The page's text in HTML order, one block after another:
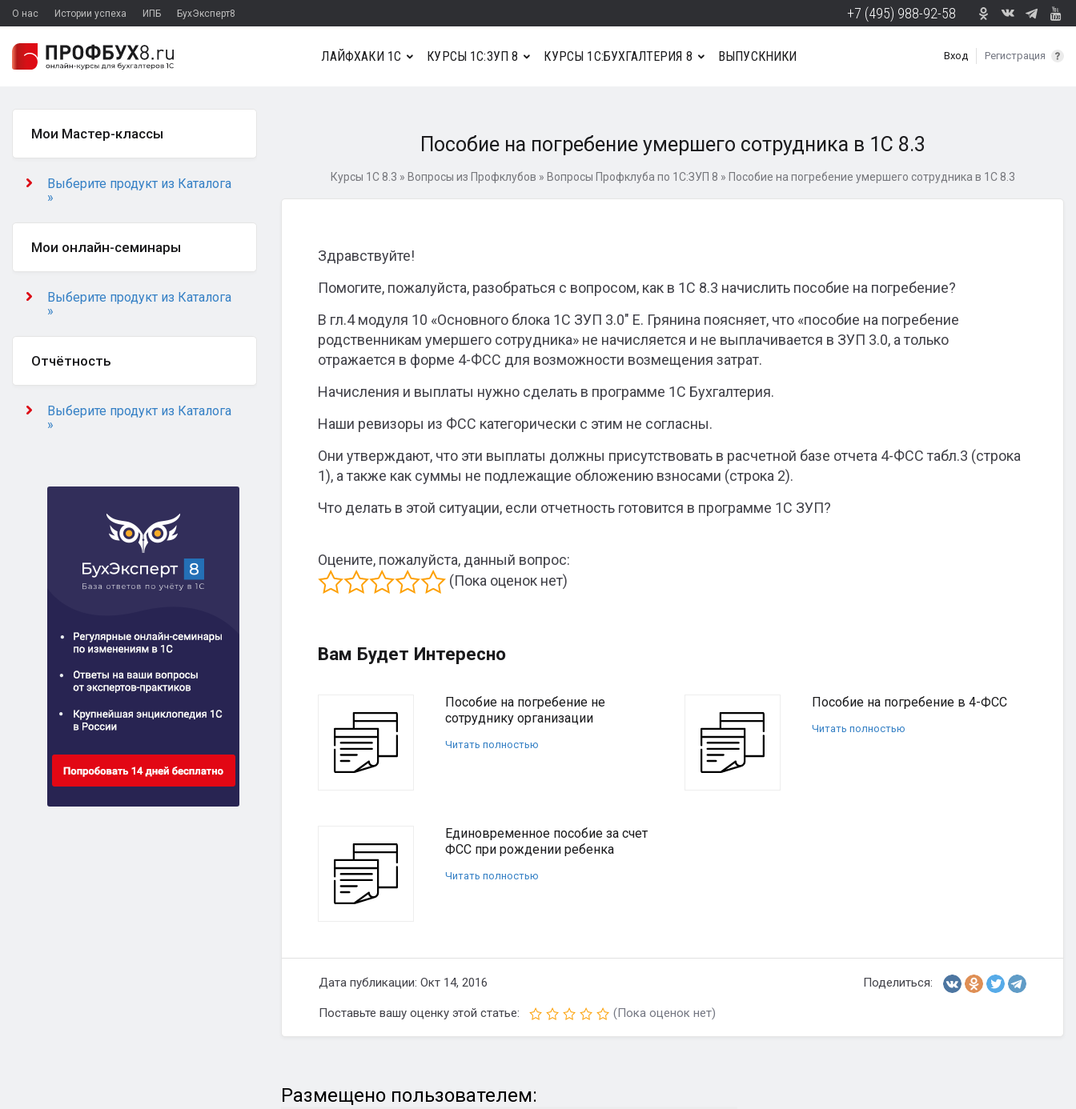
О нас Истории успеха ИПБ БухЭксперт8 +7 (495) 988-92-58
Вход Регистрация
ЛАЙФХАКИ 1С КУРСЫ 1С:ЗУП 8 КУРСЫ 1С:БУХГАЛТЕРИЯ 8 ВЫПУСКНИКИ
Пособие на погребение умершего сотрудника в 1С 8.3
Курсы 1С 8.3 » Вопросы из Профклубов » Вопросы Профклуба по 1С:ЗУП 8 » Пособие на погребение умершего сотрудника в 1С 8.3
Здравствуйте!
Помогите, пожалуйста, разобраться с вопросом, как в 1С 8.3 начислить пособие на погребение?
В гл.4 модуля 10 «Основного блока 1С ЗУП 3.0″ Е. Грянина поясняет, что «пособие на погребение
родственникам умершего сотрудника» не начисляется и не выплачивается в ЗУП 3.0, а только
отражается в форме 4-ФСС для возможности возмещения затрат.
Начисления и выплаты нужно сделать в программе 1С Бухгалтерия.
Наши ревизоры из ФСС категорически с этим не согласны.
Они утверждают, что эти выплаты должны присутствовать в расчетной базе отчета 4-ФСС табл.3 (строка
1), а также как суммы не подлежащие обложению взносами (строка 2).
Что делать в этой ситуации, если отчетность готовится в программе 1С ЗУП?
Оцените, пожалуйста, данный вопрос:
(Пока оценок нет)
Вам Будет Интересно
Пособие на погребение не
сотруднику организации
Читать полностью
Пособие на погребение в 4-ФСС
Читать полностью
Единовременное пособие за счет
ФСС при рождении ребенка
Читать полностью
Дата публикации: Окт 14, 2016 Поделиться:
Поставьте вашу оценку этой статье: (Пока оценок нет)
Размещено пользователем:
Мои Мастер-классы
Выберите продукт из Каталога
»
Мои онлайн-семинары
Выберите продукт из Каталога
»
Отчётность
Выберите продукт из Каталога
»